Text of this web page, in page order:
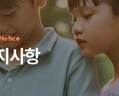
#캠페인#팬덤후원
사항